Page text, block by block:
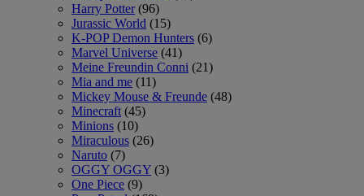
Harry Potter (96)
Jurassic World (15)
K-POP Demon Hunters (6)
Marvel Universe (41)
Meine Freundin Conni (21)
Mia and me (11)
Mickey Mouse & Freunde (48)
Minecraft (45)
Minions (10)
Miraculous (26)
Naruto (7)
OGGY OGGY (3)
One Piece (9)